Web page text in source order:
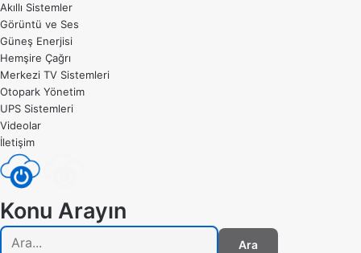
Akıllı Sistemler
Görüntü ve Ses
Güneş Enerjisi
Hemşire Çağrı
Merkezi TV Sistemleri
Otopark Yönetim
UPS Sistemleri
Videolar
İletişim
Konu Arayın
Ara